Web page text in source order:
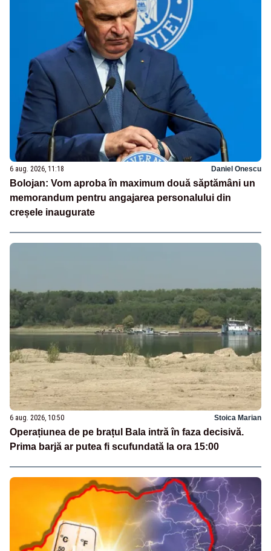
6 aug. 2026, 11:18 Daniel Onescu
Bolojan: Vom aproba în maximum două săptămâni un
memorandum pentru angajarea personalului din
creșele inaugurate
6 aug. 2026, 10:50 Stoica Marian
Operațiunea de pe brațul Bala intră în faza decisivă.
Prima barjă ar putea fi scufundată la ora 15:00